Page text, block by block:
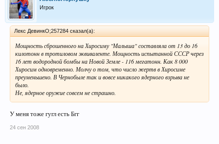
Игрок
Лекс ДевинкО;257284 сказал(а):
Мощность сброшенного на Хиросиму "Малыша" составляла от 13 до 16
килотонн в тротиловом эквиваленте. Мощность испытанной СССР через
16 лет водородной бомбы на Новой Земле - 116 мегатонн. Как 8 000
Хиросим одновременно. Молчу о том, что число жертв в Хиросиме
преуменьшено. В Чернобыле так и вовсе никакого ядерного взрыва не
было.
Не, ядерное оружие совсем не страшно.
У меня тоже гугл есть Бгг
24 сен 2008